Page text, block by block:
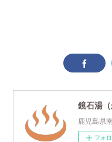
鹿児島県
フォ